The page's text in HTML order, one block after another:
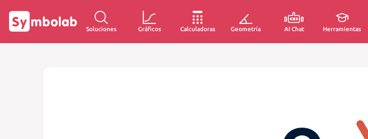
Soluciones Gráficos Calculadoras Geometría AI Chat Herramientas